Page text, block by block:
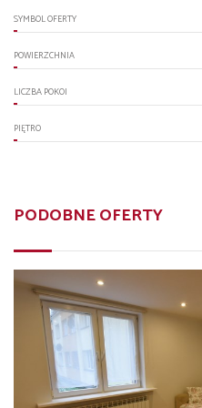
SYMBOL OFERTY
POWIERZCHNIA
LICZBA POKOI
PIĘTRO
PODOBNE OFERTY